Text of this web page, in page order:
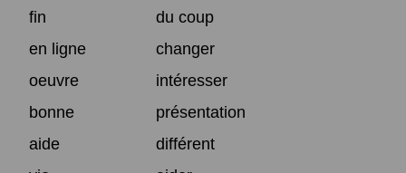
fin
du coup
en ligne
changer
oeuvre
intéresser
bonne
présentation
aide
différent